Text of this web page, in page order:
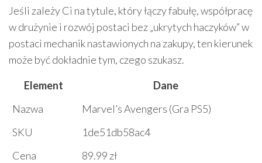
Jeśli zależy Ci na tytule, który łączy fabułę, współpracę
w drużynie i rozwój postaci bez „ukrytych haczyków” w
postaci mechanik nastawionych na zakupy, ten kierunek
może być dokładnie tym, czego szukasz.
Element
Dane
Nazwa
Marvel’s Avengers (Gra PS5)
SKU
1de51db58ac4
Cena
89.99 zł